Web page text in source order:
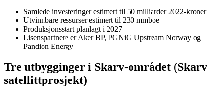
Samlede investeringer estimert til 50 milliarder 2022-kroner
Utvinnbare ressurser estimert til 230 mmboe
Produksjonsstart planlagt i 2027
Lisenspartnere er Aker BP, PGNiG Upstream Norway og
Pandion Energy
Tre utbygginger i Skarv-området (Skarv
satellittprosjekt)